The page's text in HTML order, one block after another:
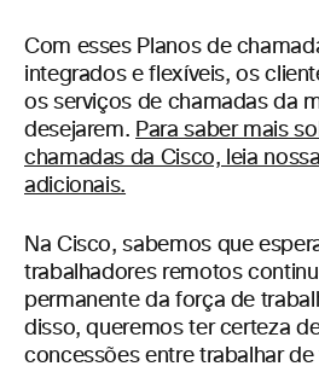
Com esses Planos de
integrados e flexíveis, os
os serviços de chamadas da
desejarem. Para saber mais
chamadas da Cisco, leia
adicionais.
Na Cisco, sabemos que
trabalhadores remotos
permanente da força de
disso, queremos ter certeza
concessões entre trabalhar